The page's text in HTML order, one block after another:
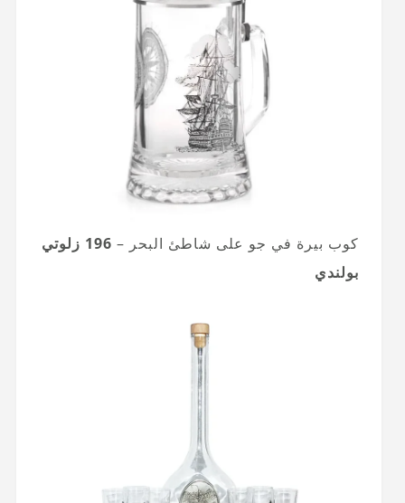
كوب بيرة في جو على شاطئ البحر –
196 زلوتي
بولندي